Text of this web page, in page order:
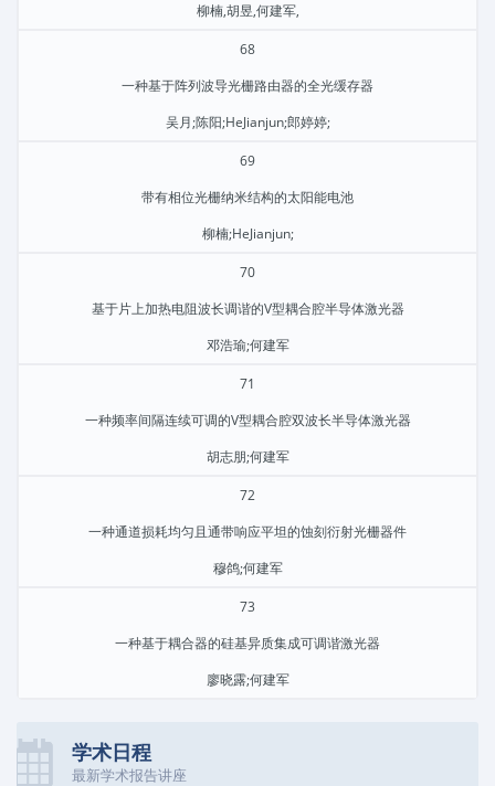
柳楠,胡昱,何建军,
68
一种基于阵列波导光栅路由器的全光缓存器
吴月;陈阳;HeJianjun;郎婷婷;
69
带有相位光栅纳米结构的太阳能电池
柳楠;HeJianjun;
70
基于片上加热电阻波长调谐的V型耦合腔半导体激光器
邓浩瑜;何建军
71
一种频率间隔连续可调的V型耦合腔双波长半导体激光器
胡志朋;何建军
72
一种通道损耗均匀且通带响应平坦的蚀刻衍射光栅器件
穆鸽;何建军
73
一种基于耦合器的硅基异质集成可调谐激光器
廖晓露;何建军
学术日程
最新学术报告讲座